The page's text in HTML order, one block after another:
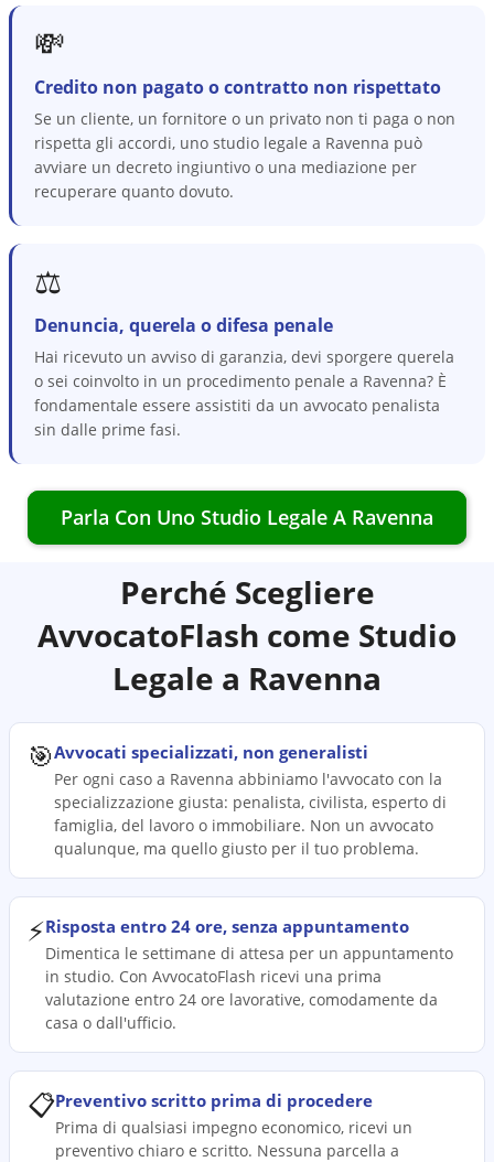
💸
Credito non pagato o contratto non rispettato
Se un cliente, un fornitore o un privato non ti paga o non
rispetta gli accordi, uno studio legale a Ravenna può
avviare un decreto ingiuntivo o una mediazione per
recuperare quanto dovuto.
⚖️
Denuncia, querela o difesa penale
Hai ricevuto un avviso di garanzia, devi sporgere querela
o sei coinvolto in un procedimento penale a Ravenna? È
fondamentale essere assistiti da un avvocato penalista
sin dalle prime fasi.
Parla Con Uno Studio Legale A Ravenna
Perché Scegliere
AvvocatoFlash come Studio
Legale a Ravenna
🎯Avvocati specializzati, non generalisti
Per ogni caso a Ravenna abbiniamo l'avvocato con la
specializzazione giusta: penalista, civilista, esperto di
famiglia, del lavoro o immobiliare. Non un avvocato
qualunque, ma quello giusto per il tuo problema.
⚡Risposta entro 24 ore, senza appuntamento
Dimentica le settimane di attesa per un appuntamento
in studio. Con AvvocatoFlash ricevi una prima
valutazione entro 24 ore lavorative, comodamente da
casa o dall'ufficio.
📋Preventivo scritto prima di procedere
Prima di qualsiasi impegno economico, ricevi un
preventivo chiaro e scritto. Nessuna parcella a